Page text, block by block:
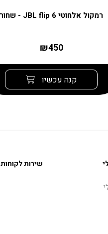
רמקול אלחוטי JBL flip 6 - שחור
₪450
קנה עכשיו
שירות לקוחות